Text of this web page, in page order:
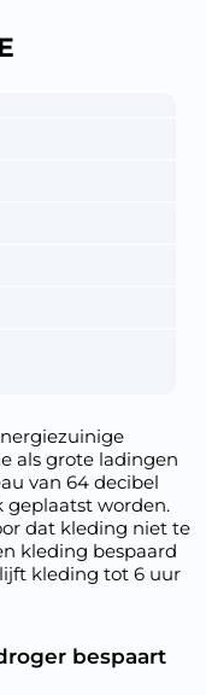
als grote ladingen
van 64 decibel
geplaatst worden.
dat kleding niet te
kleding bespaard
kleding tot 6 uur
bespaart